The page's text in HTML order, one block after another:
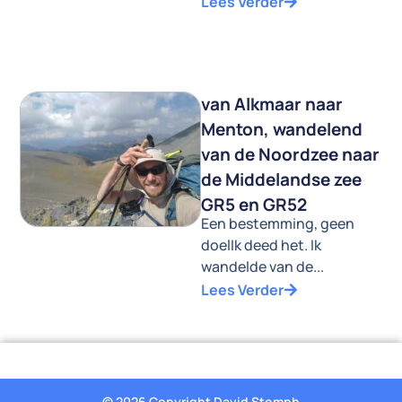
van Alkmaar naar
Menton, wandelend
van de Noordzee naar
de Middelandse zee
GR5 en GR52
Een bestemming, geen
doelIk deed het. Ik
wandelde van de...
Lees Verder